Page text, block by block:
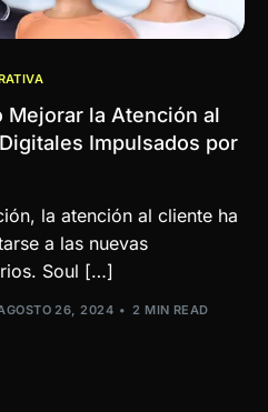
Mejorar la Atención al
Impulsados por
la atención al cliente ha
a las nuevas
Soul […]
26, 2024 2 MIN READ